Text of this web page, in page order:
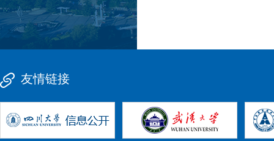
友情链接